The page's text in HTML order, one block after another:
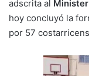
adscrita al
hoy concluyó la
por 57